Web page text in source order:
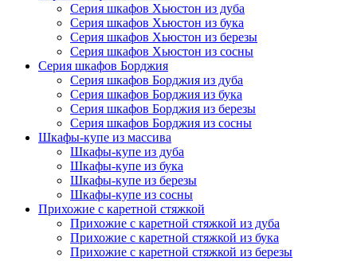
Серия шкафов Хьюстон из дуба
Серия шкафов Хьюстон из бука
Серия шкафов Хьюстон из березы
Серия шкафов Хьюстон из сосны
Серия шкафов Борджия
Серия шкафов Борджия из дуба
Серия шкафов Борджия из бука
Серия шкафов Борджия из березы
Серия шкафов Борджия из сосны
Шкафы-купе из массива
Шкафы-купе из дуба
Шкафы-купе из бука
Шкафы-купе из березы
Шкафы-купе из сосны
Прихожие с каретной стяжкой
Прихожие с каретной стяжкой из дуба
Прихожие с каретной стяжкой из бука
Прихожие с каретной стяжкой из березы